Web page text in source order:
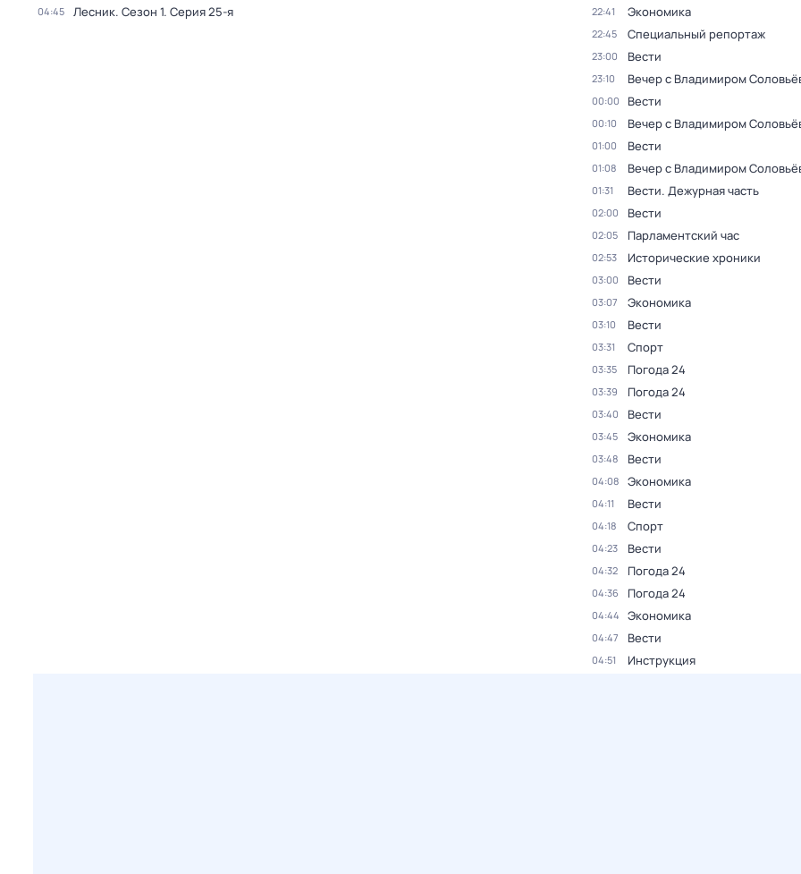
04:45 Лесник. Сезон 1. Серия 25-я 22:41 Экономика
22:45 Специальный репортаж
23:00 Вести
23:10 Вечер с Владимиром
00:00 Вести
00:10 Вечер с Владимиром
01:00 Вести
01:08 Вечер с Владимиром
01:31 Вести. Дежурная часть
02:00 Вести
02:05 Парламентский час
02:53 Исторические хроники
03:00 Вести
03:07 Экономика
03:10 Вести
03:31 Спорт
03:35 Погода 24
03:39 Погода 24
03:40 Вести
03:45 Экономика
03:48 Вести
04:08 Экономика
04:11 Вести
04:18 Спорт
04:23 Вести
04:32 Погода 24
04:36 Погода 24
04:44 Экономика
04:47 Вести
04:51 Инструкция